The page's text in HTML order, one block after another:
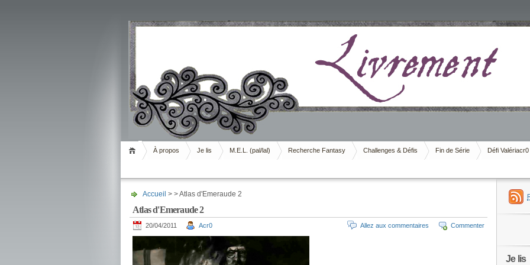
Livrement
À propos Je lis M.E.L. (pal/lal) Recherche Fantasy Challenges & Défis Fin de Série Défi Valériacr0
Accueil > > Atlas d'Emeraude 2
Atlas d'Emeraude 2
20/04/2011 Acr0 Commenter
Allez aux commentaires
Je lis